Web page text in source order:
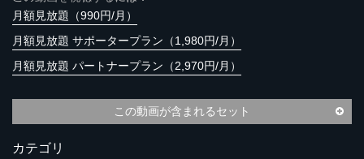
月額見放題（990円/月）
月額見放題 サポータープラン（1,980円/月）
月額見放題 パートナープラン（2,970円/月）
この動画が含まれるセット
カテゴリ